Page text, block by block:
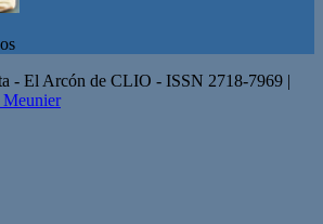
- El Arcón de CLIO - ISSN 2718-7969 |